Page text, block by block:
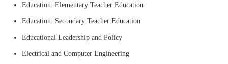
Education: Elementary Teacher Education
Education: Secondary Teacher Education
Educational Leadership and Policy
Electrical and Computer Engineering